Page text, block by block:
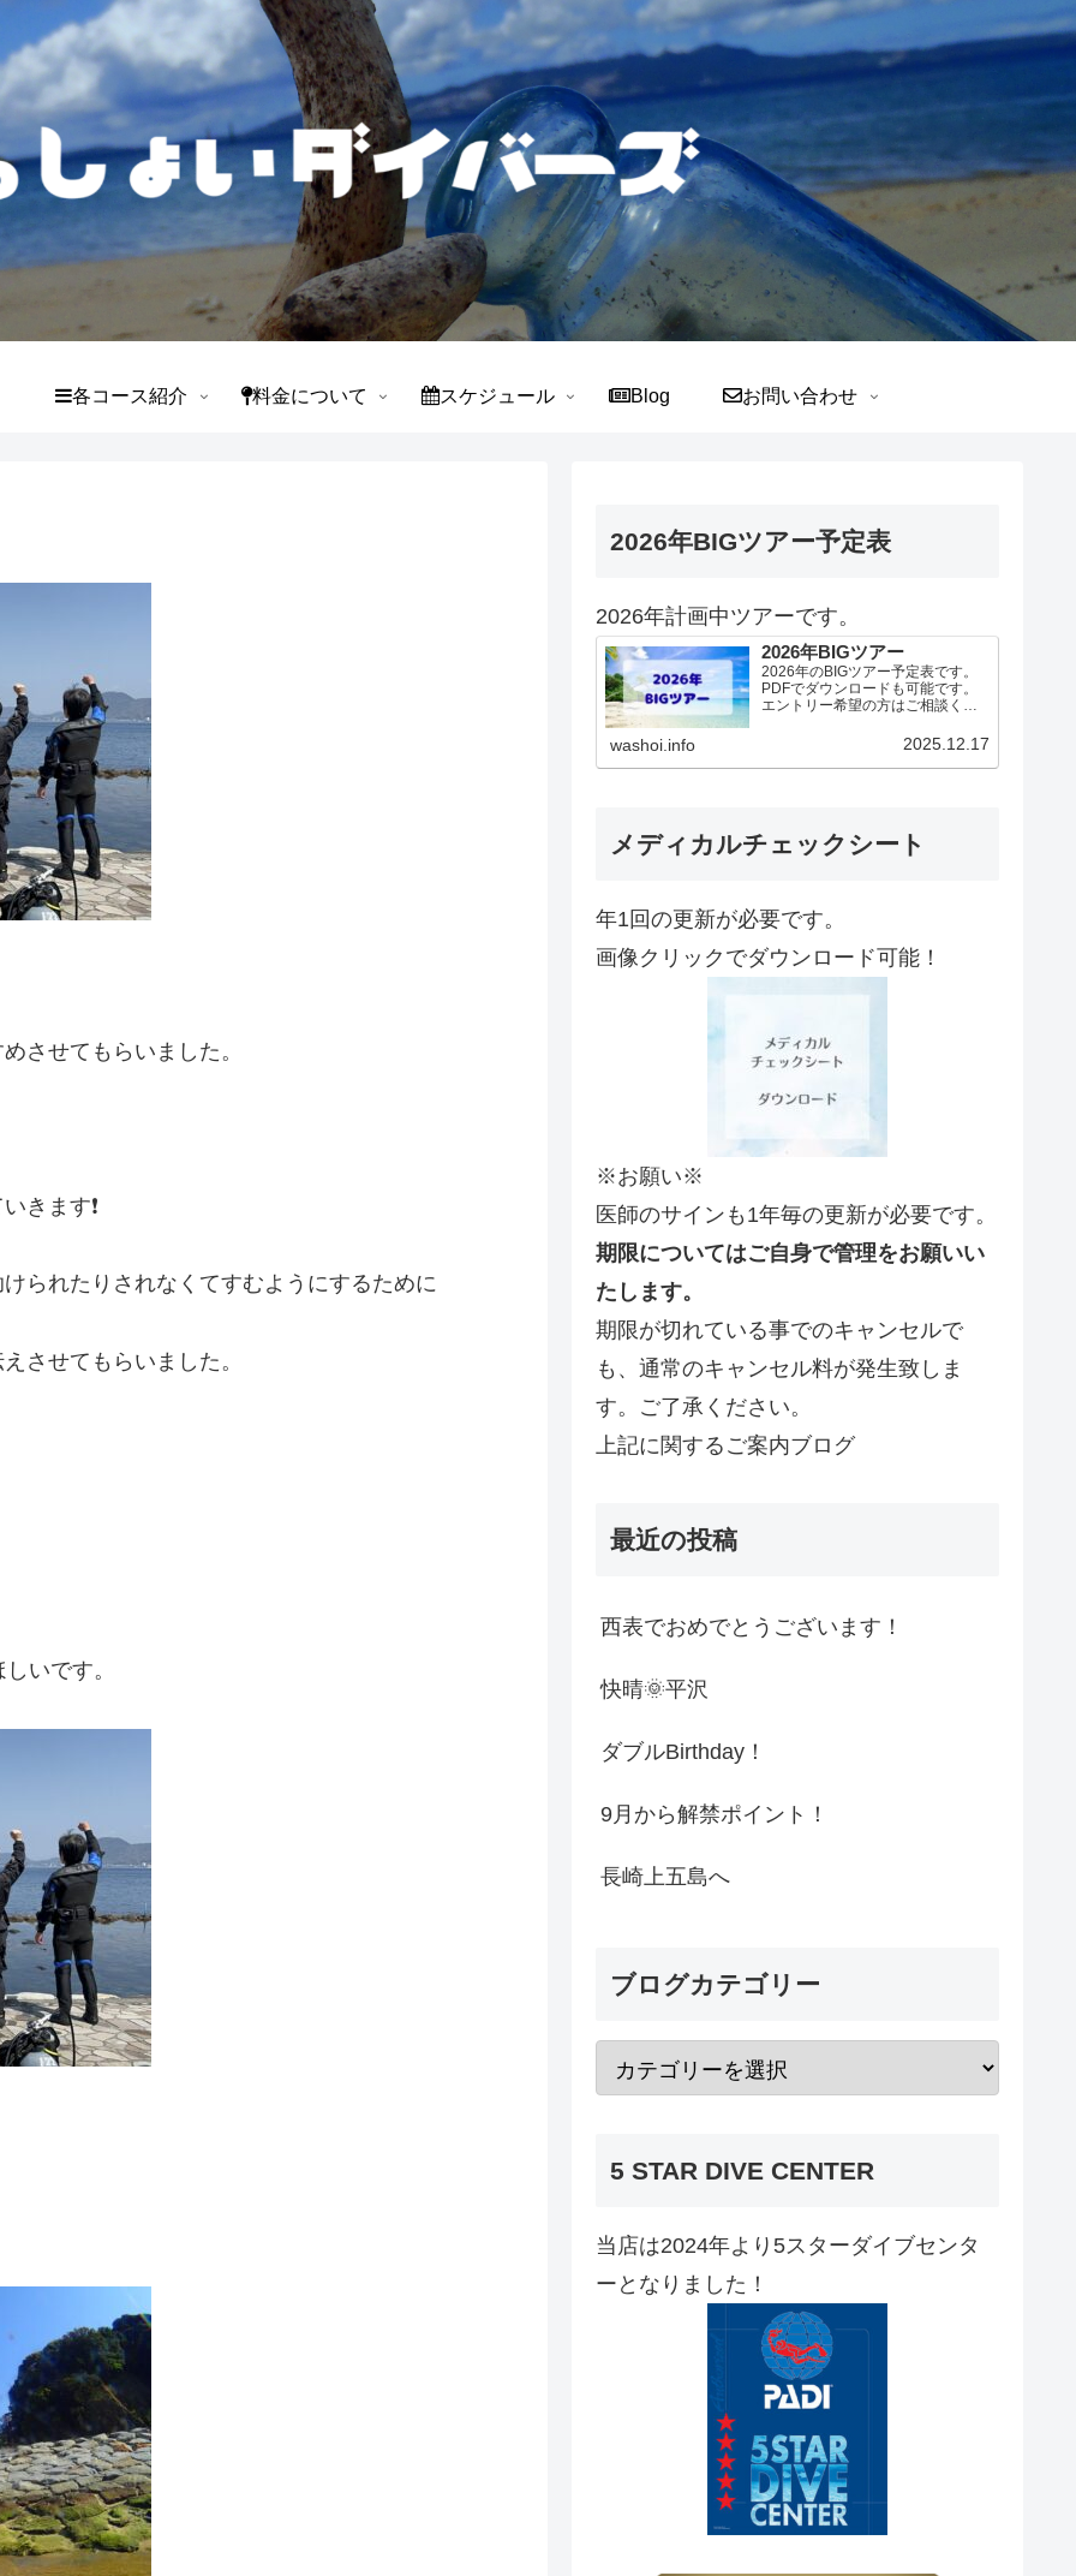
各コース紹介 料金について スケジュール Blog お問い合わせ
させてもらいました。
きます❗️
られたりされなくてすむようにするために
させてもらいました。
いです。
2026年BIGツアー予定表
2026年計画中ツアーです。
2026年BIGツアー
2026年のBIGツアー予定表です。
PDFでダウンロードも可能です。
エントリー希望の方はご相談くだ
より変動ありますので、ご確認く
新）ダウンロードPDFでアップロ
washoi.info 2025.12.17
メディカルチェックシート
年1回の更新が必要です。
画像クリックでダウンロード可能！
※お願い※
医師のサインも1年毎の更新が必要です。
期限についてはご自身で管理をお願いい
たします。
期限が切れている事でのキャンセルで
も、通常のキャンセル料が発生致しま
す。ご了承ください。
上記に関するご案内ブログ
最近の投稿
西表でおめでとうございます！
快晴🌞平沢
ダブルBirthday！
9月から解禁ポイント！
長崎上五島へ
ブログカテゴリー
5 STAR DIVE CENTER
当店は2024年より5スターダイブセンタ
ーとなりました！